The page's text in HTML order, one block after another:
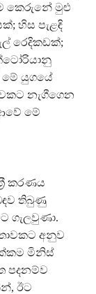
කෙරුනේ මුළු
හිස පැළඳි
රෙදිකඩක්;
මේ යුගයේ
නැගීගෙන
මේ
කරණය
තිබුණු
ගැලවුණා.
අනුව
මිනිස්
පදනම්ව
ඊට